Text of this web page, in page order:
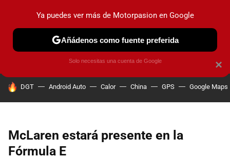
PRUEBAS COCHES ELÉCTRICOS OBSERVATORIO
HOY SE HABLA DE
DGT Android Auto Calor China GPS Google Maps
McLaren estará presente en la
Fórmula E
×
Ya puedes ver más de Motorpasion en Google
Añádenos como fuente preferida
Solo necesitas una cuenta de Google